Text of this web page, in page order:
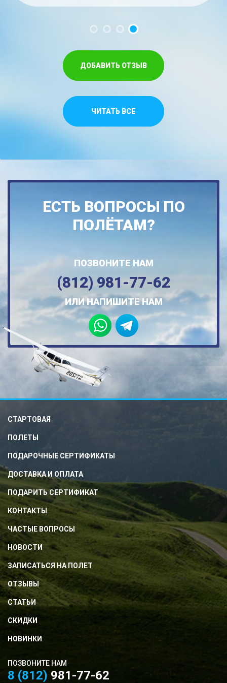
ДОБАВИТЬ ОТЗЫВ
ЧИТАТЬ ВСЕ
ЕСТЬ ВОПРОСЫ ПО
ПОЛЁТАМ?
ПОЗВОНИТЕ НАМ
(812) 981-77-62
ИЛИ НАПИШИТЕ НАМ
СТАРТОВАЯ
ПОЛЕТЫ
ПОДАРОЧНЫЕ СЕРТИФИКАТЫ
ДОСТАВКА И ОПЛАТА
ПОДАРИТЬ СЕРТИФИКАТ
КОНТАКТЫ
ЧАСТЫЕ ВОПРОСЫ
НОВОСТИ
ЗАПИСАТЬСЯ НА ПОЛЕТ
ОТЗЫВЫ
СТАТЬИ
СКИДКИ
НОВИНКИ
ПОЗВОНИТЕ НАМ
8 (812) 981-77-62